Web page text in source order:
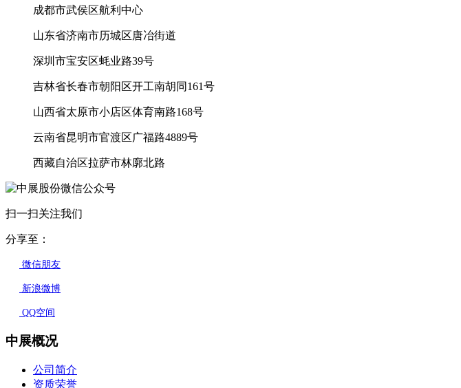
成都市武侯区航利中心
山东省济南市历城区唐冶街道
深圳市宝安区蚝业路39号
吉林省长春市朝阳区开工南胡同161号
山西省太原市小店区体育南路168号
云南省昆明市官渡区广福路4889号
西藏自治区拉萨市林廓北路
扫一扫关注我们
分享至：
微信朋友
新浪微博
QQ空间
中展概况
公司简介
资质荣誉